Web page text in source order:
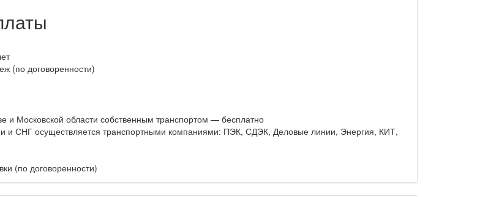
(по договоренности)
и Московской области собственным транспортом — бесплатно
и СНГ осуществляется транспортными компаниями: ПЭК, СДЭК, Деловые линии, Энергия, КИТ,
(по договоренности)